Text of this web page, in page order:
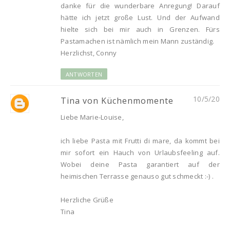
danke für die wunderbare Anregung! Darauf
hätte ich jetzt große Lust. Und der Aufwand
hielte sich bei mir auch in Grenzen. Fürs
Pastamachen ist nämlich mein Mann zuständig.
Herzlichst, Conny
ANTWORTEN
Tina von Küchenmomente 10/5/20
Liebe Marie-Louise,
ich liebe Pasta mit Frutti di mare, da kommt bei
mir sofort ein Hauch von Urlaubsfeeling auf.
Wobei deine Pasta garantiert auf der
heimischen Terrasse genauso gut schmeckt :-) .
Herzliche Grüße
Tina